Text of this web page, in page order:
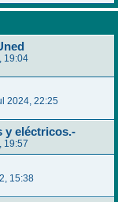
19:04
2024, 22:25
y eléctricos.-
19:57
15:38